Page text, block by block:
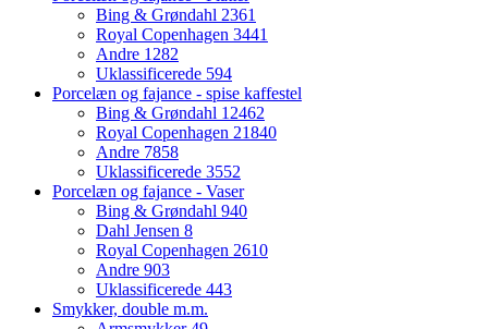
Bing & Grøndahl 2361
Royal Copenhagen 3441
Andre 1282
Uklassificerede 594
Porcelæn og fajance - spise kaffestel
Bing & Grøndahl 12462
Royal Copenhagen 21840
Andre 7858
Uklassificerede 3552
Porcelæn og fajance - Vaser
Bing & Grøndahl 940
Dahl Jensen 8
Royal Copenhagen 2610
Andre 903
Uklassificerede 443
Smykker, double m.m.